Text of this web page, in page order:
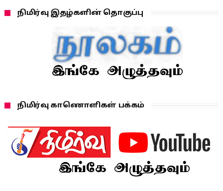
நிமிர்வு இதழ்களின் தொகுப்பு
நிமிர்வு காணொளிகள் பக்கம்